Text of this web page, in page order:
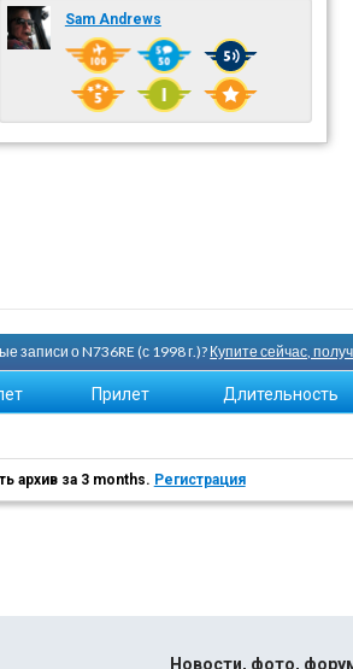
Sam Andrews
записи о N736RE (с 1998 г.)? Купите сейчас,
Прилет Длительность
архив за 3 months. Регистрация
Новости, фото,